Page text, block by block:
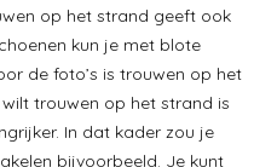
op het strand geeft ook
kun je met blote
de foto’s is trouwen op het
trouwen op het strand is
In dat kader zou je
bijvoorbeeld. Je kunt